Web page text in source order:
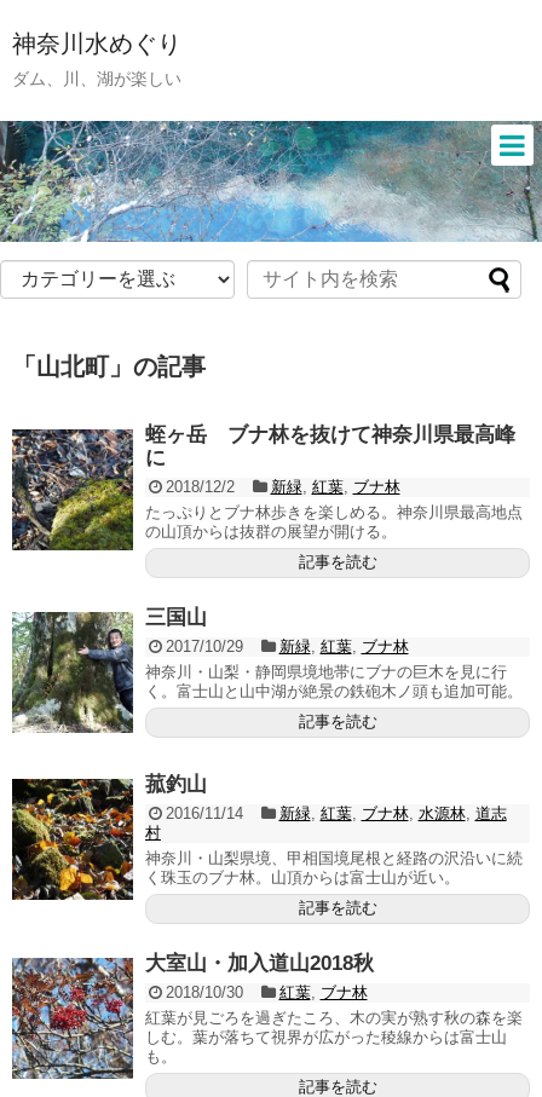
神奈川水めぐり
ダム、川、湖が楽しい
「 山北町」 の記事
蛭ヶ岳 ブナ林を抜けて神奈川県最高峰
に
2018/12/2 新緑 紅葉, ブナ林
たっぷりとブナ林歩きを楽しめる。神奈川県最高地点
の山頂からは抜群の展望が開ける。
記事を読む
三国山
2017/10/29 新緑 紅葉, ブナ林
神奈川・山梨・静岡県境地帯にブナの巨木を見に行
く。富士山と山中湖が絶景の鉄砲木ノ頭も追加可能。
記事を読む
菰釣山
2016/11/14 新緑 紅葉, ブナ林, 水源林, 道志
村
神奈川・山梨県境、甲相国境尾根と経路の沢沿いに続
く珠玉のブナ林。山頂からは富士山が近い。
記事を読む
大室山・加入道山2018秋
2018/10/30 紅葉, ブナ林
紅葉が見ごろを過ぎたころ、木の実が熟す秋の森を楽
しむ。葉が落ちて視界が広がった稜線からは富士山
も。
記事を読む